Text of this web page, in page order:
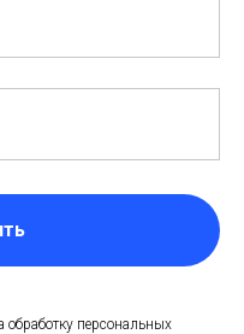
обработку персональных